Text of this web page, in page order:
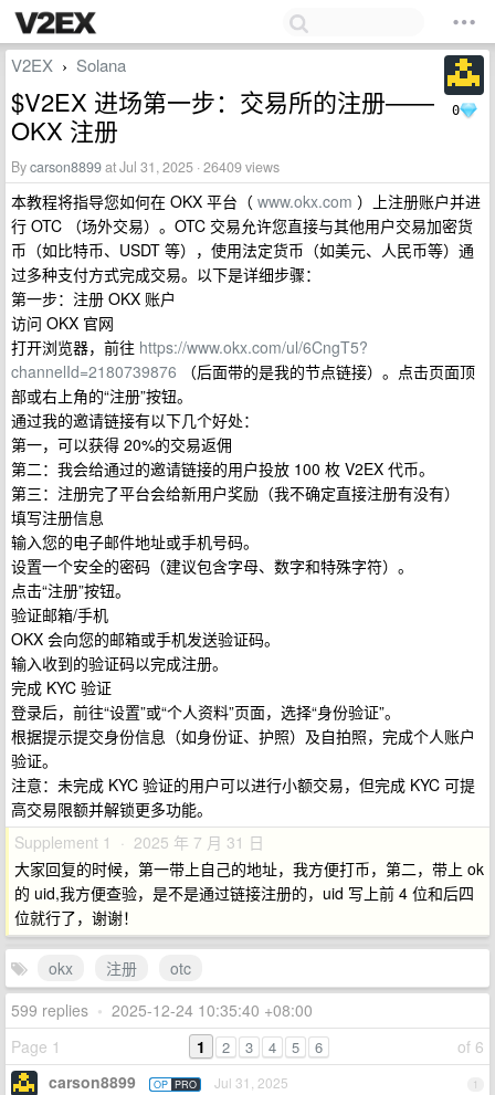
0
V2EX › Solana
$V2EX 进场第一步：交易所的注册——
OKX 注册
Bycarson8899at Jul 31, 2025 · 26409 views
本教程将指导您如何在 OKX 平台（ www.okx.com ）上注册账户并进
行 OTC （场外交易）。OTC 交易允许您直接与其他用户交易加密货
币（如比特币、USDT 等），使用法定货币（如美元、人民币等）通
过多种支付方式完成交易。以下是详细步骤：
第一步：注册 OKX 账户
访问 OKX 官网
打开浏览器，前往 https://www.okx.com/ul/6CngT5?
channelId=2180739876 （后面带的是我的节点链接）。点击页面顶
部或右上角的“注册”按钮。
通过我的邀请链接有以下几个好处：
第一，可以获得 20%的交易返佣
第二：我会给通过的邀请链接的用户投放 100 枚 V2EX 代币。
第三：注册完了平台会给新用户奖励（我不确定直接注册有没有）
填写注册信息
输入您的电子邮件地址或手机号码。
设置一个安全的密码（建议包含字母、数字和特殊字符）。
点击“注册”按钮。
验证邮箱/手机
OKX 会向您的邮箱或手机发送验证码。
输入收到的验证码以完成注册。
完成 KYC 验证
登录后，前往“设置”或“个人资料”页面，选择“身份验证”。
根据提示提交身份信息（如身份证、护照）及自拍照，完成个人账户
验证。
注意：未完成 KYC 验证的用户可以进行小额交易，但完成 KYC 可提
高交易限额并解锁更多功能。
Supplement 1 · 2025 年 7 月 31 日
大家回复的时候，第一带上自己的地址，我方便打币，第二，带上 ok
的 uid,我方便查验，是不是通过链接注册的，uid 写上前 4 位和后四
位就行了，谢谢！
okx 注册
otc
599 replies • 2025-12-24 10:35:40 +08:00
Page 1
of 6
1 2 3 4 5 6
1
carson8899 OP PRO Jul 31, 2025